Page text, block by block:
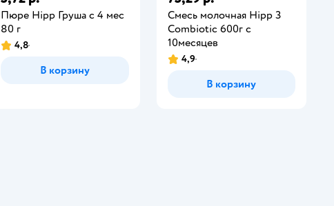
Пюре Hipp Груша с 4 мес
80 г
4,8
В корзину
Смесь молочная Hipp 3
Combiotic 600г с
10месяцев
4,9
В корзину